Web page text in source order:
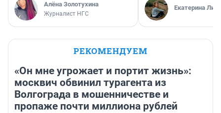
Алёна Золотухина
Журналист НГС
Екатерина
РЕКОМЕНДУЕМ
«Он мне угрожает и портит жизнь»:
москвич обвинил турагента из
Волгограда в мошенничестве и
пропаже почти миллиона рублей